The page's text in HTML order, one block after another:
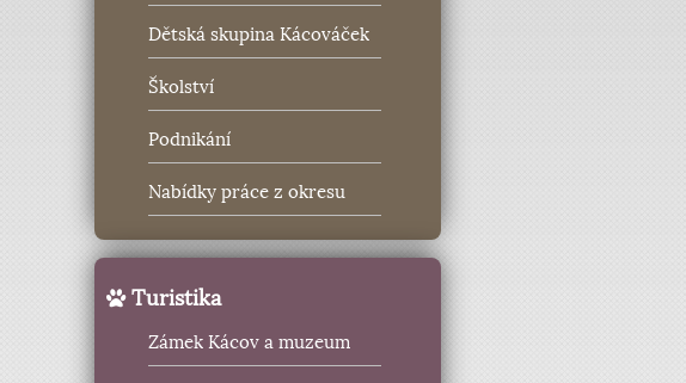
Dětská skupina Kácováček
Školství
Podnikání
Nabídky práce z okresu
Turistika
Zámek Kácov a muzeum